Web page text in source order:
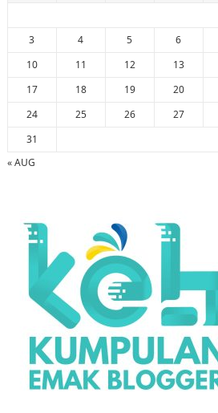
3
4 5 6
10
11 12 13
17
18 19 20
24
25 26 27
31
« AUG